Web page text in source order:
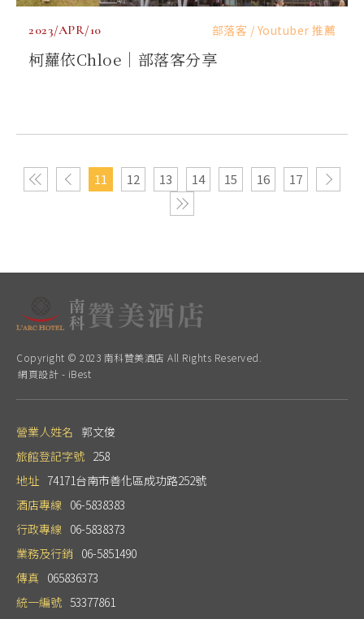
2023/APR/10 部落客 / Youtuber 推薦
柯蘿依Chloe｜部落客分享
11 12 13 14 15 16 17
Copyright © 2023 南科贊美酒店 All Rights Reserved.
網頁設計 - iBest
營業人姓名 郭文俊
旅館登記字號 258
地址 74171台南市善化區成功路252號
酒店專線 06-5838383
行政專線 06-5838373
業務及行銷 06-5851490
傳真 065836373
統一編號 53377861